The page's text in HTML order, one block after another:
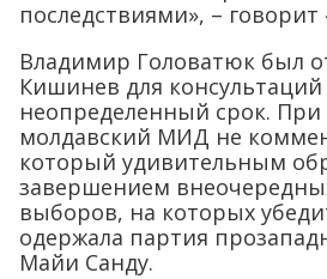
последствиями», – говорит
Владимир Головатюк был
Кишинев для консультаций
неопределенный срок. При
молдавский МИД не
который удивительным
завершением
выборов, на которых
одержала партия
Майи Санду.